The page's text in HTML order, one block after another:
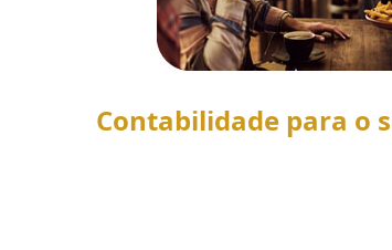
Contabilidade para o